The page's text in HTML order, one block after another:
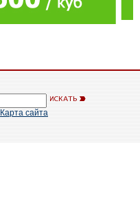
Карта сайта